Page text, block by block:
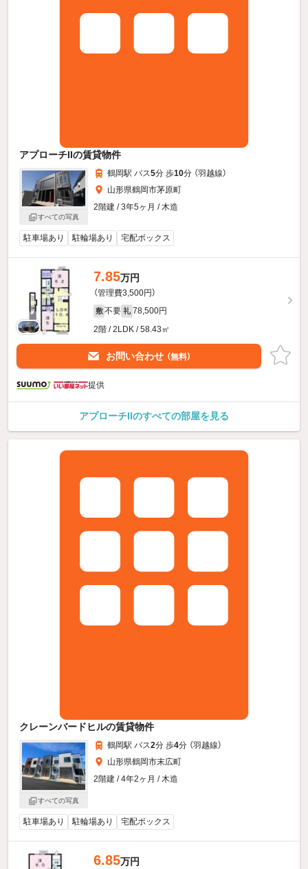
アプローチIIの賃貸物件
すべての写真
鶴岡駅 バス5分 歩10分 （羽越線）
山形県鶴岡市茅原町
2階建 / 3年5ヶ月 / 木造
駐車場あり 駐輪場あり 宅配ボックス
7.85万円
（管理費3,500円）
敷 不要 礼 78,500円
2階 / 2LDK / 58.43㎡
お問い合わせ （無料）
提供
アプローチIIのすべての部屋を見る
クレーンバードヒルの賃貸物件
すべての写真
鶴岡駅 バス2分 歩4分 （羽越線）
山形県鶴岡市末広町
2階建 / 4年2ヶ月 / 木造
駐車場あり 駐輪場あり 宅配ボックス
6.85万円